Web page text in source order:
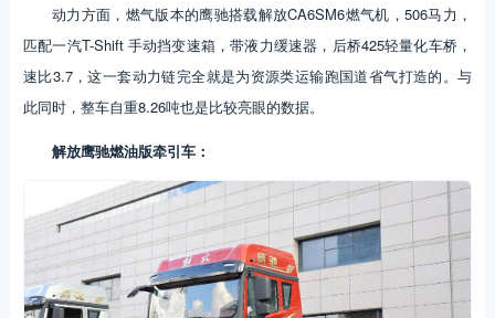
动力方面，燃气版本的鹰驰搭载解放CA6SM6燃气机，506马力，
匹配一汽T-Shift 手动挡变速箱，带液力缓速器，后桥425轻量化车桥，
速比3.7，这一套动力链完全就是为资源类运输跑国道省气打造的。与
此同时，整车自重8.26吨也是比较亮眼的数据。
解放鹰驰燃油版牵引车：